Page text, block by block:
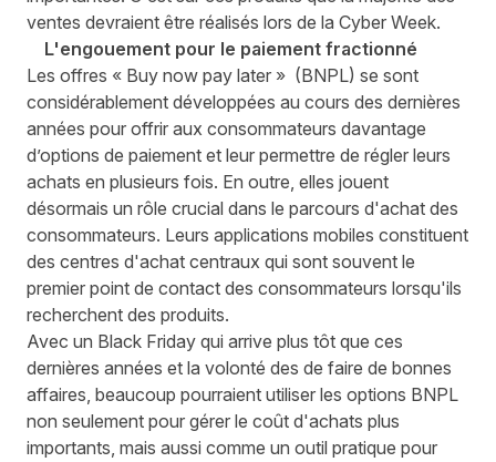
ventes devraient être réalisés lors de la Cyber Week.
L'engouement pour le paiement fractionné
Les offres « Buy now pay later » (BNPL) se sont
considérablement développées au cours des dernières
années pour offrir aux consommateurs davantage
d’options de paiement et leur permettre de régler leurs
achats en plusieurs fois. En outre, elles jouent
désormais un rôle crucial dans le parcours d'achat des
consommateurs. Leurs applications mobiles constituent
des centres d'achat centraux qui sont souvent le
premier point de contact des consommateurs lorsqu'ils
recherchent des produits.
Avec un Black Friday qui arrive plus tôt que ces
dernières années et la volonté des de faire de bonnes
affaires, beaucoup pourraient utiliser les options BNPL
non seulement pour gérer le coût d'achats plus
importants, mais aussi comme un outil pratique pour